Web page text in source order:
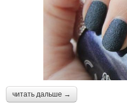
читать дальше →